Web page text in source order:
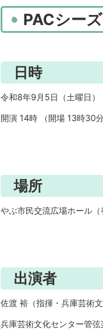
PACシー
日時
令和8年9月5日（土曜日）
開演 14時 （開場 13時30分
場所
やぶ市民交流広場ホール
出演者
佐渡 裕（指揮・兵庫芸術
兵庫芸術文化センター管弦